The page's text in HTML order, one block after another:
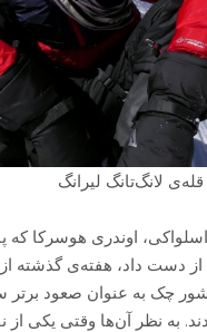
لانگ‌تانگ لیرانگ
اوندری هوسرکا که
از دست داد، هفته‌ی گذشته
به نظر آن‌ها وقتی یکی از